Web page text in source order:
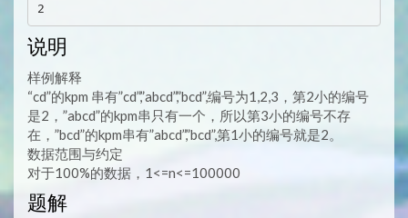
说明
样例解释
“cd”的kpm 串有”cd”,”abcd”,”bcd”,编号为1,2,3，第2小的编号
是2，”abcd”的kpm串只有一个，所以第3小的编号不存
在，”bcd”的kpm串有”abcd”,”bcd”,第1小的编号就是2。
数据范围与约定
对于100%的数据，1<=n<=100000
题解